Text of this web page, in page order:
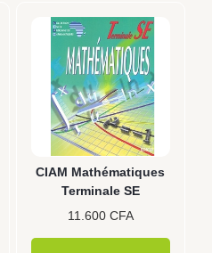
CIAM Mathématiques
Terminale SE
11.600 CFA